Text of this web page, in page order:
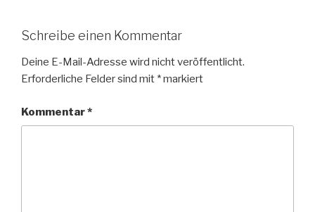
Schreibe einen Kommentar
Deine E-Mail-Adresse wird nicht veröffentlicht.
Erforderliche Felder sind mit *markiert
Kommentar*